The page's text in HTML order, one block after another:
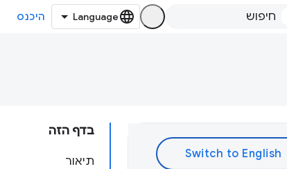
היכנס
בדף הזה
תיאור